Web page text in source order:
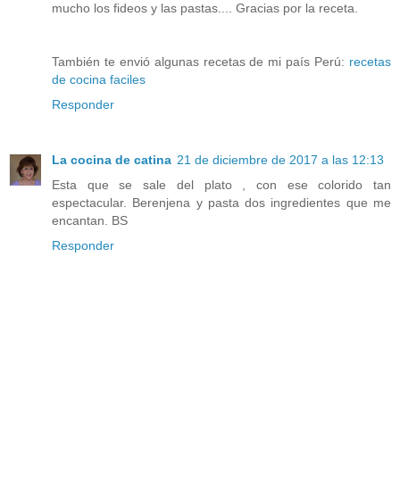
mucho los fideos y las pastas.... Gracias por la receta.
También te envió algunas recetas de mi país Perú: recetas
de cocina faciles
Responder
La cocina de catina 21 de diciembre de 2017 a las 12:13
Esta que se sale del plato , con ese colorido tan
espectacular. Berenjena y pasta dos ingredientes que me
encantan. BS
Responder